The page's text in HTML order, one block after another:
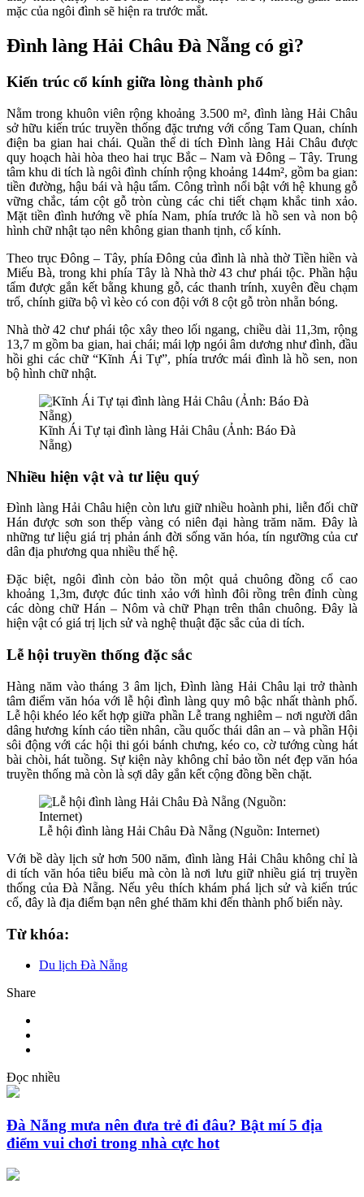
mặc của ngôi đình sẽ hiện ra trước mắt.
Đình làng Hải Châu Đà Nẵng có gì?
Kiến trúc cổ kính giữa lòng thành phố
Nằm trong khuôn viên rộng khoảng 3.500 m², đình làng Hải Châu
sở hữu kiến trúc truyền thống đặc trưng với cổng Tam Quan, chính
điện ba gian hai chái. Quần thể di tích Đình làng Hải Châu được
quy hoạch hài hòa theo hai trục Bắc – Nam và Đông – Tây. Trung
tâm khu di tích là ngôi đình chính rộng khoảng 144m², gồm ba gian:
tiền đường, hậu bái và hậu tẩm. Công trình nổi bật với hệ khung gỗ
vững chắc, tám cột gỗ tròn cùng các chi tiết chạm khắc tinh xảo.
Mặt tiền đình hướng về phía Nam, phía trước là hồ sen và non bộ
hình chữ nhật tạo nên không gian thanh tịnh, cổ kính.
Theo trục Đông – Tây, phía Đông của đình là nhà thờ Tiền hiền và
Miếu Bà, trong khi phía Tây là Nhà thờ 43 chư phái tộc. Phần hậu
tẩm được gắn kết bằng khung gỗ, các thanh trính, xuyên đều chạm
trổ, chính giữa bộ vì kèo có con đội với 8 cột gỗ tròn nhẵn bóng.
Nhà thờ 42 chư phái tộc xây theo lối ngang, chiều dài 11,3m, rộng
13,7 m gồm ba gian, hai chái; mái lợp ngói âm dương như đình, đầu
hồi ghi các chữ “Kĩnh Ái Tự”, phía trước mái đình là hồ sen, non
bộ hình chữ nhật.
Kĩnh Ái Tự tại đình làng Hải Châu (Ảnh: Báo Đà
Nẵng)
Nhiều hiện vật và tư liệu quý
Đình làng Hải Châu hiện còn lưu giữ nhiều hoành phi, liễn đối chữ
Hán được sơn son thếp vàng có niên đại hàng trăm năm. Đây là
những tư liệu giá trị phản ánh đời sống văn hóa, tín ngưỡng của cư
dân địa phương qua nhiều thế hệ.
Đặc biệt, ngôi đình còn bảo tồn một quả chuông đồng cổ cao
khoảng 1,3m, được đúc tinh xảo với hình đôi rồng trên đỉnh cùng
các dòng chữ Hán – Nôm và chữ Phạn trên thân chuông. Đây là
hiện vật có giá trị lịch sử và nghệ thuật đặc sắc của di tích.
Lễ hội truyền thống đặc sắc
Hàng năm vào tháng 3 âm lịch, Đình làng Hải Châu lại trở thành
tâm điểm văn hóa với lễ hội đình làng quy mô bậc nhất thành phố.
Lễ hội khéo léo kết hợp giữa phần Lễ trang nghiêm – nơi người dân
dâng hương kính cáo tiền nhân, cầu quốc thái dân an – và phần Hội
sôi động với các hội thi gói bánh chưng, kéo co, cờ tướng cùng hát
bài chòi, hát tuồng. Sự kiện này không chỉ bảo tồn nét đẹp văn hóa
truyền thống mà còn là sợi dây gắn kết cộng đồng bền chặt.
Lễ hội đình làng Hải Châu Đà Nẵng (Nguồn: Internet)
Với bề dày lịch sử hơn 500 năm, đình làng Hải Châu không chỉ là
di tích văn hóa tiêu biểu mà còn là nơi lưu giữ nhiều giá trị truyền
thống của Đà Nẵng. Nếu yêu thích khám phá lịch sử và kiến trúc
cổ, đây là địa điểm bạn nên ghé thăm khi đến thành phố biển này.
Từ khóa:
Du lịch Đà Nẵng
Share
Đọc nhiều
Đà Nẵng mưa nên đưa trẻ đi đâu? Bật mí 5 địa
điểm vui chơi trong nhà cực hot